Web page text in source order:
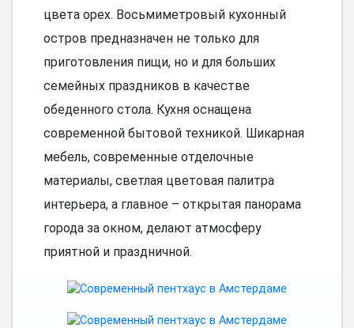
цвета орех. Восьмиметровый кухонный
остров предназначен не только для
приготовления пищи, но и для больших
семейных праздников в качестве
обеденного стола. Кухня оснащена
современной бытовой техникой. Шикарная
мебель, современные отделочные
материалы, светлая цветовая палитра
интерьера, а главное – открытая панорама
города за окном, делают атмосферу
приятной и праздничной.